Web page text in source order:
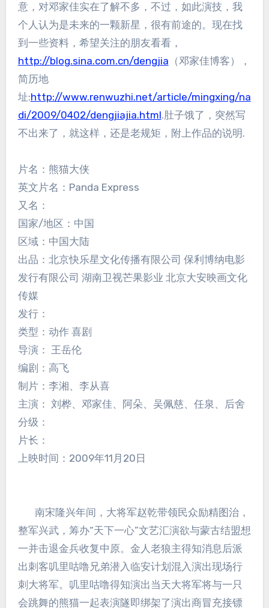
意，对邓家佳实在了解不多，不过，如此演技，我
个人认为是未来的一颗新星，很有前途的。现在找
到一些资料，希望关注的朋友看看，
http://blog.sina.com.cn/dengjia （邓家佳博客），
简历地
址:http://www.renwuzhi.net/article/mingxing/na
di/2009/0402/dengjiajia.html.肚子饿了，突然写
不出来了，就这样，还是老规矩，附上作品的说明.
片名：熊猫大侠
英文片名：Panda Express
又名：
国家/地区：中国
区域：中国大陆
出品：北京快乐星文化传播有限公司 保利博纳电影
发行有限公司 湖南卫视芒果影业 北京大安映画文化
传媒
发行：
类型：动作 喜剧
导演： 王岳伦
编剧：高飞
制片：李湘、李从喜
主演： 刘桦、邓家佳、阿朵、吴佩慈、任泉、后舍
分级：
片长：
上映时间：2009年11月20日
南宋隆兴年间，大将军赵乾带领民众励精图治，
整军兴武，筹办“天下一心”文艺汇演欲与蒙古结盟想
一并击退金兵收复中原。金人老狼主得知消息后派
出刺客叽里咕噜兄弟潜入临安计划混入演出现场行
刺大将军。叽里咕噜得知演出当天大将军将与一只
会跳舞的熊猫一起表演隧即绑架了演出商冒充接镖